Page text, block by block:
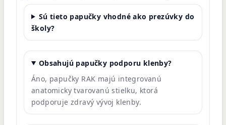
Sú tieto papučky vhodné ako prezúvky do
školy?
Obsahujú papučky podporu klenby?
Áno, papučky RAK majú integrovanú
anatomicky tvarovanú stielku, ktorá
podporuje zdravý vývoj klenby.